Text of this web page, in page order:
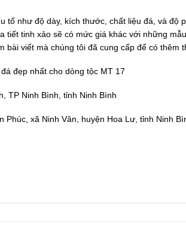
tố như độ dày, kích thước, chất liệu đá, và độ
tiết tinh xảo sẽ có mức giá khác với những
viết mà chúng tôi đã cung cấp để có thêm
đẹp nhất cho dòng tộc MT 17
TP Ninh Bình, tỉnh Ninh Bình
Phúc, xã Ninh Vân, huyện Hoa Lư, tỉnh Ninh